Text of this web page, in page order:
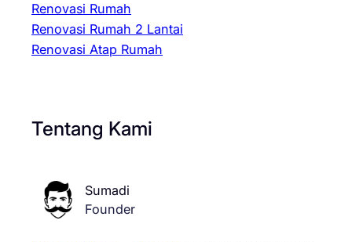
Renovasi Rumah
Renovasi Rumah 2 Lantai
Renovasi Atap Rumah
Tentang Kami
Sumadi
Founder